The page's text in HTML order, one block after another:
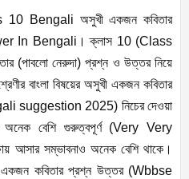
Bengali অসুখী একজন কবিতার
In Bengali। ক্লাস 10 (Class
(পাবলো নেরুদা) প্রশ্ন ও উত্তর নিয়ে
বাংলা বিষয়ের অসুখী একজন কবিতার
suggestion 2025) নিচের দেওয়া
বেশি গুরুত্বপূর্ণ (Very Very
আসার সম্ভাবনাও অনেক বেশি থাকে।
একজন কবিতার প্রশ্ন উত্তর (Wbbse